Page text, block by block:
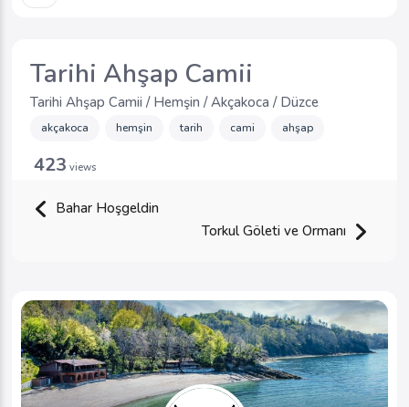
Tarihi Ahşap Camii
Tarihi Ahşap Camii / Hemşin / Akçakoca / Düzce
akçakoca hemşin tarih cami ahşap
423 views
Bahar Hoşgeldin
Torkul Göleti ve Ormanı